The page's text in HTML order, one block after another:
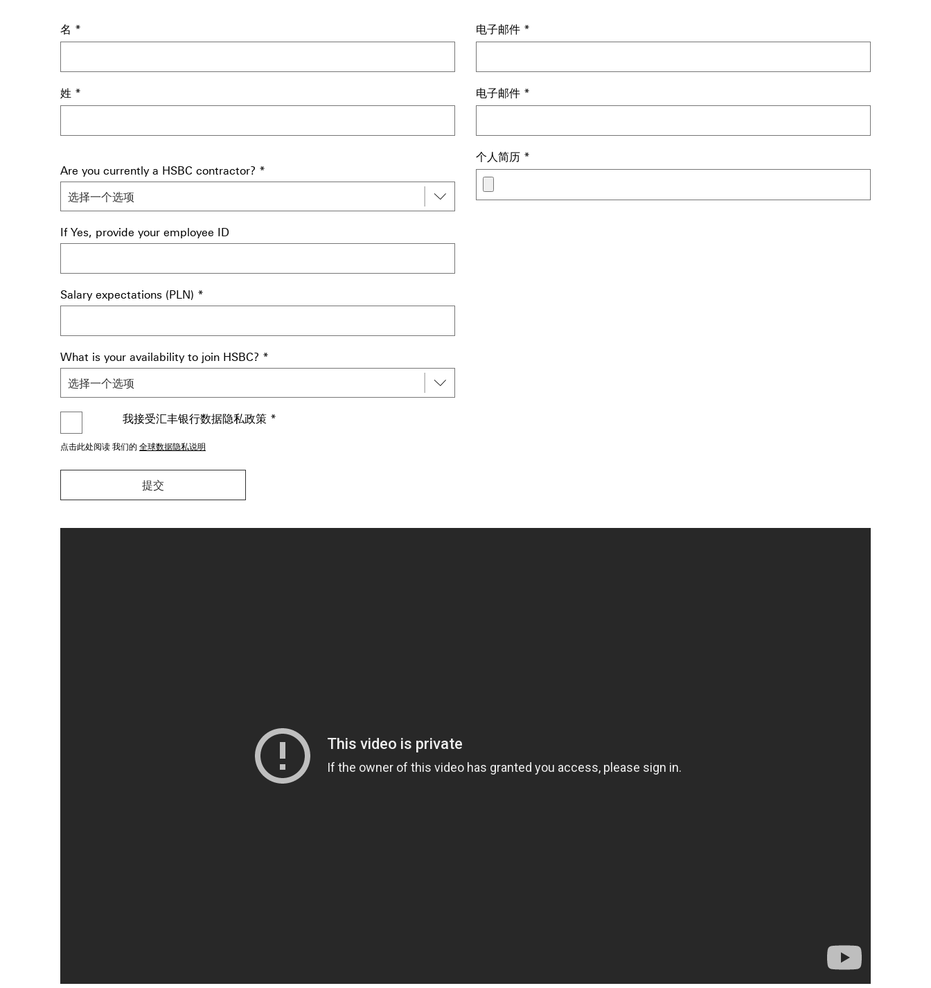
名 *
姓 *
电子邮件 *
电子邮件 *
Are you currently a HSBC contractor? *
If Yes, provide your employee ID
Salary expectations (PLN) *
What is your availability to join HSBC? *
个人简历 *
我接受汇丰银行数据隐私政策 *
点击此处阅读 我们的 全球数据隐私说明
提交